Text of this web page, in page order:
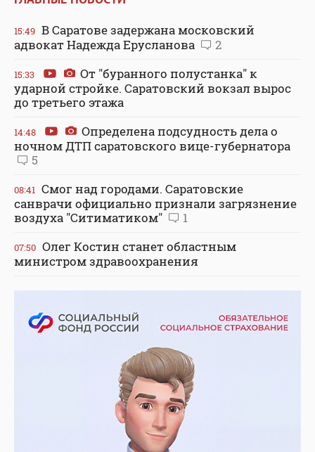
15:49 В Саратове задержана московский
адвокат Надежда Ерусланова
2
15:33
От "буранного полустанка" к
ударной стройке. Саратовский вокзал вырос
до третьего этажа
14:48
Определена подсудность дела о
ночном ДТП саратовского вице-губернатора
5
08:41 Смог над городами. Саратовские
санврачи официально признали загрязнение
воздуха "Ситиматиком"
1
07:50 Олег Костин станет областным
министром здравоохранения